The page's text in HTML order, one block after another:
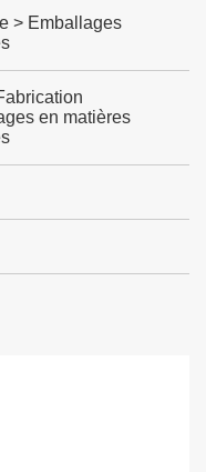
> Emballages
en matières